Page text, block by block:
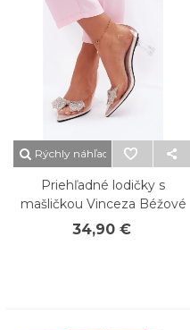
Rýchly náhľad
Priehľadné lodičky s
mašličkou Vinceza Béžové
34,90 €